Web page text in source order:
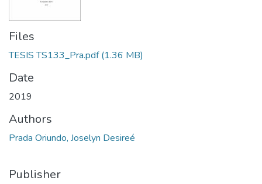
Files
TESIS TS133_Pra.pdf(1.36 MB)
Date
2019
Authors
Prada Oriundo, Joselyn Desireé
Publisher